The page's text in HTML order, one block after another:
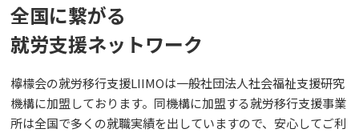
全国に繋がる
就労⽀援ネットワーク
檸檬会の就労移行支援LIIMOは一般社団法人社会福祉支援研究
機構に加盟しております。同機構に加盟する就労移行支援事業
所は全国で多くの就職実績を出していますので、安心してご利